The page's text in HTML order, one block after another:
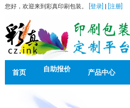
您好，欢迎来到彩真印刷包装。 [登录] [注册]
首页 自助报价 产品中心